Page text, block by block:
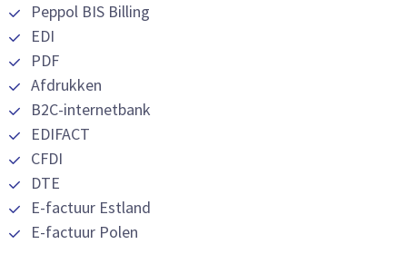
Peppol BIS Billing
EDI
PDF
Afdrukken
B2C-internetbank
EDIFACT
CFDI
DTE
E-factuur Estland
E-factuur Polen